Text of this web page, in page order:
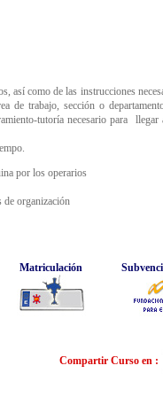
así como de las instrucciones
de trabajo, sección o
tutoría necesario para
por los operarios
organización
Matriculación
Compartir Curso en :